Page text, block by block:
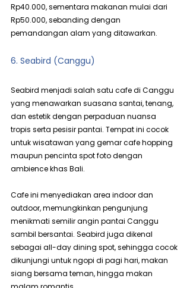
Rp40.000, sementara makanan mulai dari
Rp50.000, sebanding dengan
pemandangan alam yang ditawarkan.
6. Seabird (Canggu)
Seabird menjadi salah satu cafe di Canggu
yang menawarkan suasana santai, tenang,
dan estetik dengan perpaduan nuansa
tropis serta pesisir pantai. Tempat ini cocok
untuk wisatawan yang gemar cafe hopping
maupun pencinta spot foto dengan
ambience khas Bali.
Cafe ini menyediakan area indoor dan
outdoor, memungkinkan pengunjung
menikmati semilir angin pantai Canggu
sambil bersantai. Seabird juga dikenal
sebagai all-day dining spot, sehingga cocok
dikunjungi untuk ngopi di pagi hari, makan
siang bersama teman, hingga makan